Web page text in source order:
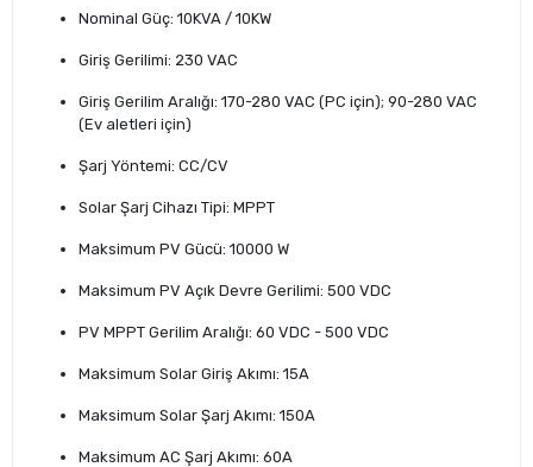
Nominal Güç: 10KVA / 10KW
Giriş Gerilimi: 230 VAC
Giriş Gerilim Aralığı: 170-280 VAC (PC için); 90-280 VAC
(Ev aletleri için)
Şarj Yöntemi: CC/CV
Solar Şarj Cihazı Tipi: MPPT
Maksimum PV Gücü: 10000 W
Maksimum PV Açık Devre Gerilimi: 500 VDC
PV MPPT Gerilim Aralığı: 60 VDC - 500 VDC
Maksimum Solar Giriş Akımı: 15A
Maksimum Solar Şarj Akımı: 150A
Maksimum AC Şarj Akımı: 60A